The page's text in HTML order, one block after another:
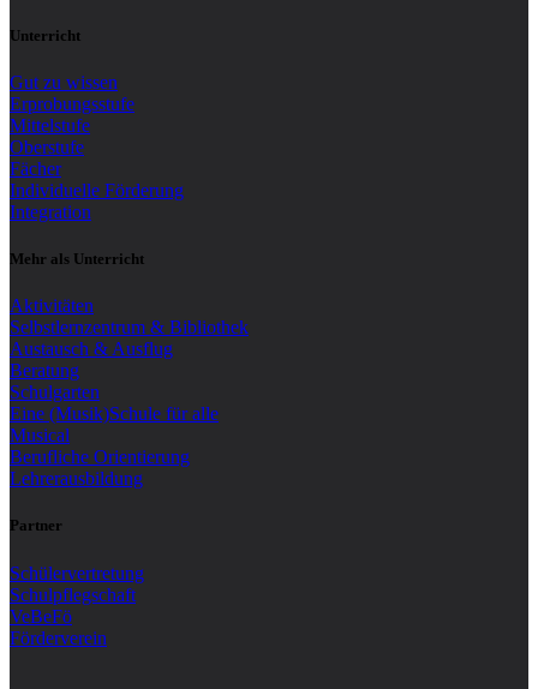
Unterricht
Gut zu wissen
Erprobungsstufe
Mittelstufe
Oberstufe
Fächer
Individuelle Förderung
Integration
Mehr als Unterricht
Aktivitäten
Selbstlernzentrum & Bibliothek
Austausch & Ausflug
Beratung
Schulgarten
Eine (Musik)Schule für alle
Musical
Berufliche Orientierung
Lehrerausbildung
Partner
Schülervertretung
Schulpflegschaft
VeBeFö
Förderverein